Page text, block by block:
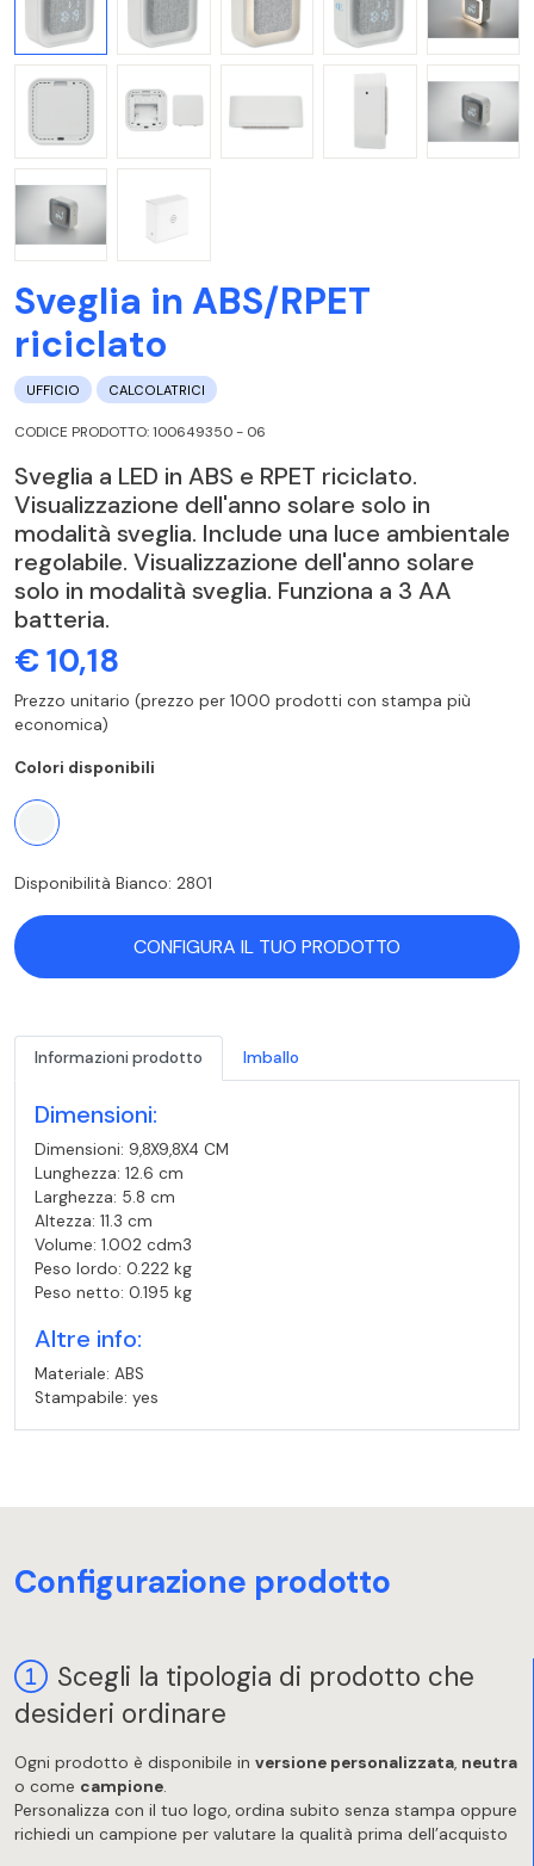
Sveglia in ABS/RPET
riciclato
UFFICIO CALCOLATRICI
CODICE PRODOTTO: 100649350 - 06
Sveglia a LED in ABS e RPET riciclato.
Visualizzazione dell'anno solare solo in
modalità sveglia. Include una luce ambientale
regolabile. Visualizzazione dell'anno solare
solo in modalità sveglia. Funziona a 3 AA
batteria.
€ 10,18
Prezzo unitario (prezzo per 1000 prodotti con stampa più
economica)
Colori disponibili
Disponibilità Bianco: 2801
CONFIGURA IL TUO PRODOTTO
Informazioni prodotto Imballo
Dimensioni:
Dimensioni: 9,8X9,8X4 CM
Lunghezza: 12.6 cm
Larghezza: 5.8 cm
Altezza: 11.3 cm
Volume: 1.002 cdm3
Peso lordo: 0.222 kg
Peso netto: 0.195 kg
Altre info:
Materiale: ABS
Stampabile: yes
Configurazione prodotto
Scegli la tipologia di prodotto che
desideri ordinare
Ogni prodotto è disponibile in versione personalizzata, neutra
o come campione.
Personalizza con il tuo logo, ordina subito senza stampa oppure
richiedi un campione per valutare la qualità prima dell’acquisto